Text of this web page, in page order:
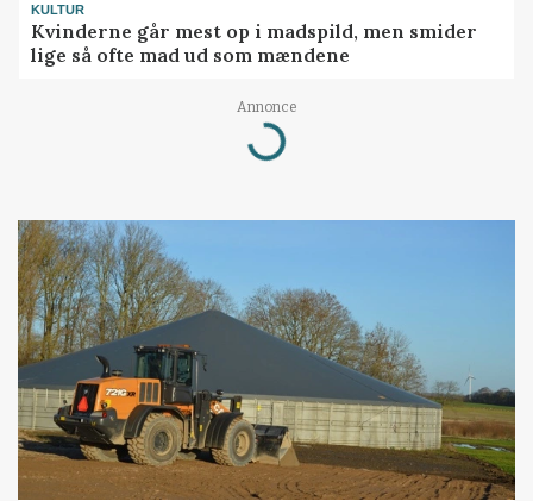
KULTUR
Kvinderne går mest op i madspild, men smider
lige så ofte mad ud som mændene
Annonce
Loading...